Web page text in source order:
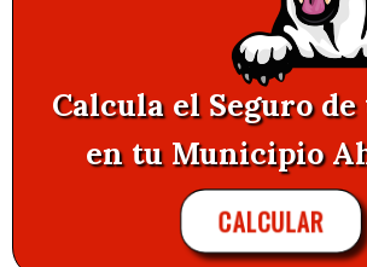
Calcula el Seguro
en tu Municipio
CALCULAR